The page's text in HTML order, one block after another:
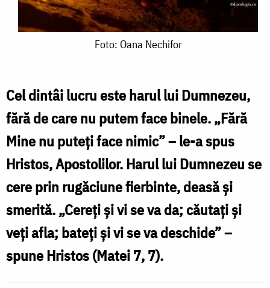
Nechifor
Foto: Oana Nechifor
Cel dintâi lucru este harul lui Dumnezeu,
fără de care nu putem face binele. „Fără
Mine nu puteți face nimic” – le-a spus
Hristos, Apostolilor. Harul lui Dumnezeu se
cere prin rugăciune fierbinte, deasă și
smerită. „Cereți și vi se va da; căutați și
veți afla; bateți și vi se va deschide” –
spune Hristos (Matei 7, 7).